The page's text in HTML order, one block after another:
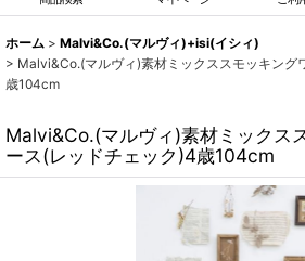
ホーム > Malvi&Co.(マルヴィ)+isi(イシィ)
> Malvi&Co.(マルヴィ)素材ミックススモッキング
歳104cm
Malvi&Co.(マルヴィ)素材ミックス
ース(レッドチェック)4歳104cm